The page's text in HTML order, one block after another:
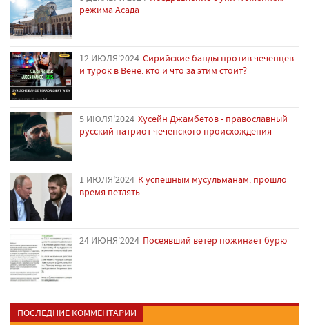
режима Асада
12 ИЮЛЯ'2024 Сирийские банды против чеченцев
и турок в Вене: кто и что за этим стоит?
5 ИЮЛЯ'2024 Хусейн Джамбетов - православный
русский патриот чеченского происхождения
1 ИЮЛЯ'2024 К успешным мусульманам: прошло
время петлять
24 ИЮНЯ'2024 Посеявший ветер пожинает бурю
ПОСЛЕДНИЕ КОММЕНТАРИИ